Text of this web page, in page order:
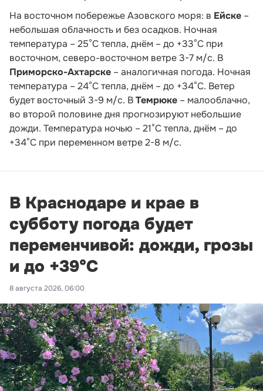
На восточном побережье Азовского моря: в Ейске –
небольшая облачность и без осадков. Ночная
температура – 25°С тепла, днём – до +33°С при
восточном, северо-восточном ветре 3-7 м/с. В
Приморско-Ахтарске – аналогичная погода. Ночная
температура – 24°С тепла, днём – до +34°С. Ветер
будет восточный 3-9 м/с. ВТемрюке – малооблачно,
во второй половине дня прогнозируют небольшие
дожди. Температура ночью – 21°С тепла, днём – до
+34°С при переменном ветре 2-8 м/с.
В Краснодаре и крае в
субботу погода будет
переменчивой: дожди, грозы
и до +39°С
8 августа 2026, 06:00